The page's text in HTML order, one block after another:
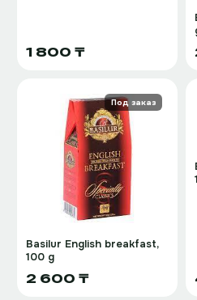
1 800 ₸
Под заказ
Basilur English breakfast,
100 g
2 600 ₸